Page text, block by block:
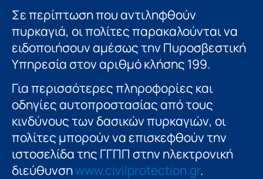
Σε περίπτωση που αντιληφθούν
πυρκαγιά, οι πολίτες παρακαλούνται να
ειδοποιήσουν αμέσως την Πυροσβεστική
Υπηρεσία στον αριθμό κλήσης 199.
Για περισσότερες πληροφορίες και
οδηγίες αυτοπροστασίας από τους
κινδύνους των δασικών πυρκαγιών, οι
πολίτες μπορούν να επισκεφθούν την
ιστοσελίδα της ΓΓΠΠ στην ηλεκτρονική
διεύθυνσηwww.civilprotection.gr.